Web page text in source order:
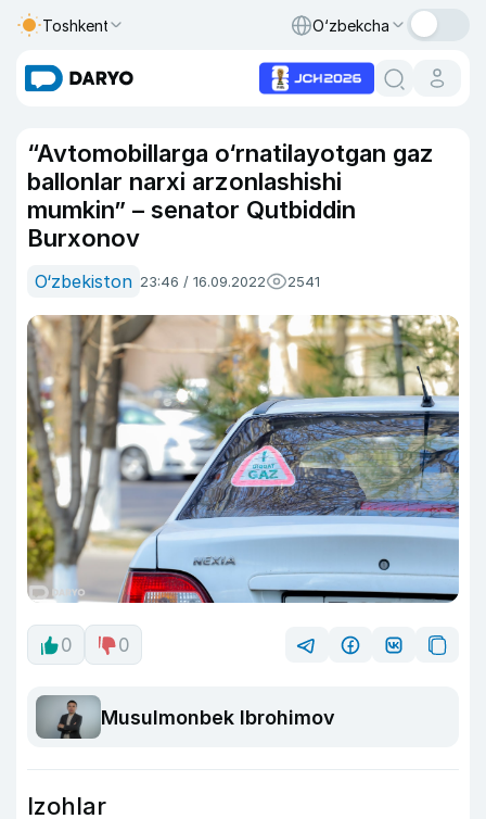
Toshkent O‘zbekcha
“Avtomobillarga o‘rnatilayotgan gaz
ballonlar narxi arzonlashishi
mumkin” – senator Qutbiddin
Burxonov
O‘zbekiston 23:46 / 16.09.2022 2541
0 0
Musulmonbek Ibrohimov
Izohlar